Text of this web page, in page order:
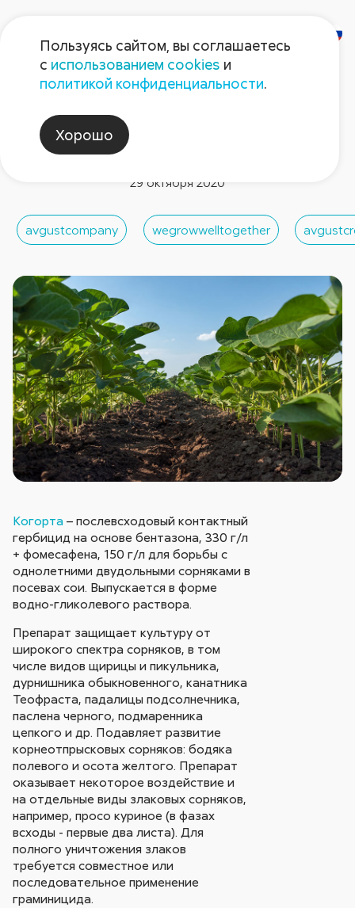
Новости компании
Новый гербицид «Августа»
29 октября 2020
avgustcompany wegrowwelltogether
Когорта – послевсходовый контактный
гербицид на основе бентазона, 330 г/л
+ фомесафена, 150 г/л для борьбы c
однолетними двудольными сорняками в
посевах сои. Выпускается в форме
водно-гликолевого раствора.
Препарат защищает культуру от
широкого спектра сорняков, в том
числе видов щирицы и пикульника,
дурнишника обыкновенного, канатника
Теофраста, падалицы подсолнечника,
паслена черного, подмаренника
цепкого и др. Подавляет развитие
корнеотпрысковых сорняков: бодяка
полевого и осота желтого. Препарат
оказывает некоторое воздействие и
на отдельные виды злаковых сорняков,
например, просо куриное (в фазах
всходы - первые два листа). Для
полного уничтожения злаков
требуется совместное или
последовательное применение
граминицида.
Пользуясь сайтом, вы соглашаетесь
с использованием cookies и
политикой конфиденциальности.
Хорошо